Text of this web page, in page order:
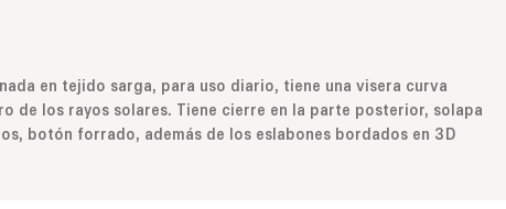
en tejido sarga, para uso diario, tiene una visera curva
de los rayos solares. Tiene cierre en la parte posterior, solapa
botón forrado, además de los eslabones bordados en 3D